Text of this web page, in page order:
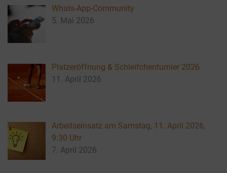
Whats-App-Community
5. Mai 2026
Platzeröffnung & Schleifchenturnier 2026
11. April 2026
Arbeitseinsatz am Samstag, 11. April 2026,
9:30 Uhr
7. April 2026